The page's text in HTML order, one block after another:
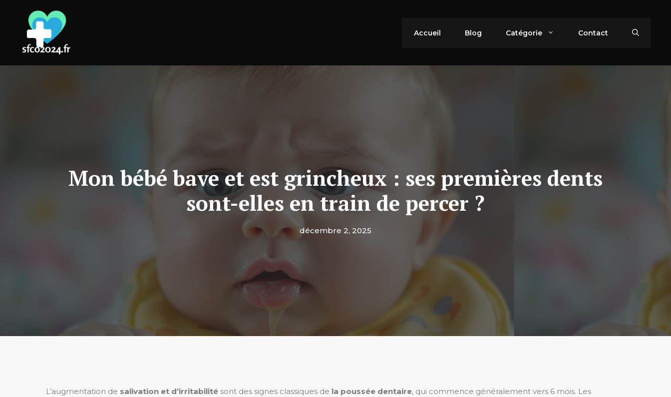
contenu
Accueil Blog Catégorie Contact
Mon bébé bave et est grincheux : ses premières dents
sont-elles en train de percer ?
décembre 2, 2025
L’augmentation de salivation et d’irritabilité sont des signes classiques de la poussée dentaire, qui commence généralement vers 6 mois. Les